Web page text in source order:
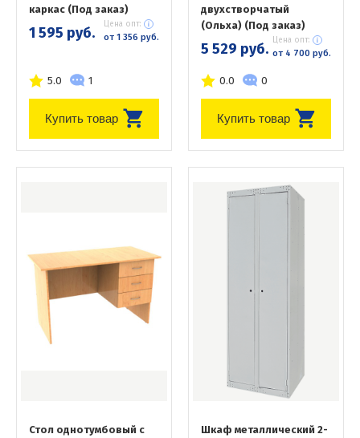
каркас (Под заказ)
1 595 руб. Цена опт:
от 1 356 руб.
5.0 1
Купить товар
двухстворчатый
(Ольха) (Под заказ)
5 529 руб. Цена опт:
от 4 700 руб.
0.0 0
Купить товар
Стол однотумбовый с
Шкаф металлический 2-